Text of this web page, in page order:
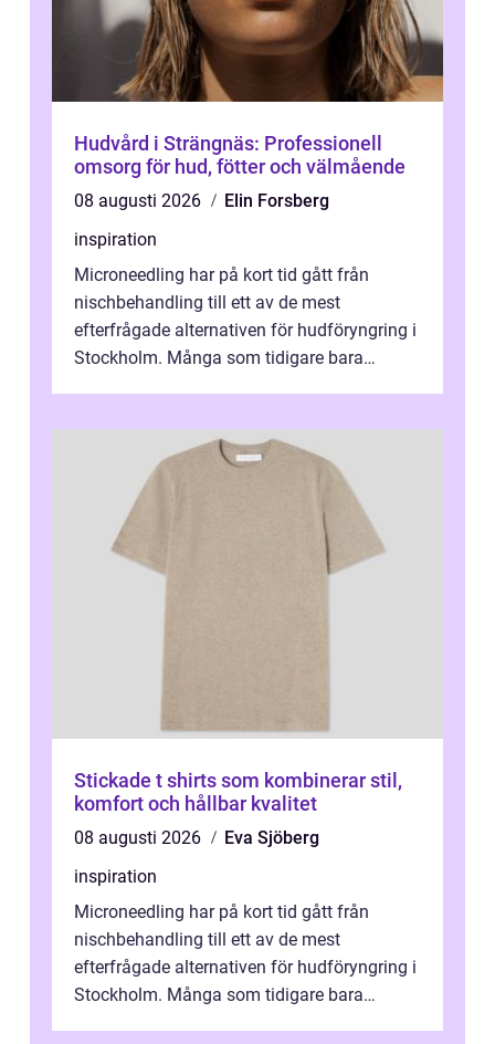
Hudvård i Strängnäs: Professionell
omsorg för hud, fötter och välmående
08 augusti 2026
Elin Forsberg
inspiration
Microneedling har på kort tid gått från
nischbehandling till ett av de mest
efterfrågade alternativen för hudföryngring i
Stockholm. Många som tidigare bara
Stickade t shirts som kombinerar stil,
komfort och hållbar kvalitet
08 augusti 2026
Eva Sjöberg
inspiration
Microneedling har på kort tid gått från
nischbehandling till ett av de mest
efterfrågade alternativen för hudföryngring i
Stockholm. Många som tidigare bara